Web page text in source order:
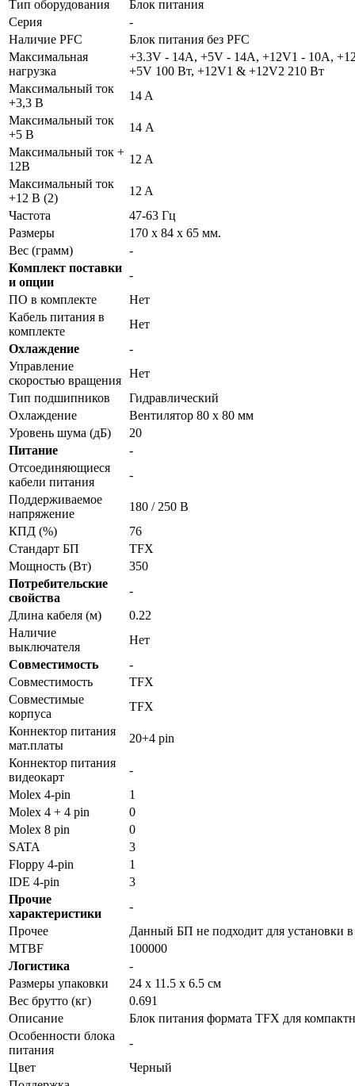
Тип оборудования
Блок питания
Серия
-
Наличие PFC
Блок питания без PFC
Максимальная
нагрузка
+3.3V - 14A, +5V - 14A, +12V1 - 10A,
+5V 100 Вт, +12V1 & +12V2 210 Вт
Максимальный ток
+3,3 В
14 A
Максимальный ток
+5 В
14 А
Максимальный ток +
12В
12 A
Максимальный ток
+12 В (2)
12 A
Частота
47-63 Гц
Размеры
170 x 84 x 65 мм.
Вес (грамм)
-
Комплект поставки
и опции
-
ПО в комплекте
Нет
Кабель питания в
комплекте
Нет
Охлаждение
-
Управление
скоростью вращения
Нет
Тип подшипников
Гидравлический
Охлаждение
Вентилятор 80 x 80 мм
Уровень шума (дБ)
20
Питание
-
Отсоединяющиеся
кабели питания
-
Поддерживаемое
напряжение
180 / 250 В
КПД (%)
76
Стандарт БП
TFX
Мощность (Вт)
350
Потребительские
свойства
-
Длина кабеля (м)
0.22
Наличие
выключателя
Нет
Совместимость
-
Совместимость
TFX
Совместимые
корпуса
TFX
Коннектор питания
мат.платы
20+4 pin
Коннектор питания
видеокарт
-
Molex 4-pin
1
Molex 4 + 4 pin
0
Molex 8 pin
0
SATA
3
Floppy 4-pin
1
IDE 4-pin
3
Прочие
характеристики
-
Прочее
Данный БП не подходит для установки
MTBF
100000
Логистика
-
Размеры упаковки
24 x 11.5 x 6.5 см
Вес брутто (кг)
0.691
Описание
Блок питания формата TFX для
Особенности блока
питания
-
Цвет
Черный